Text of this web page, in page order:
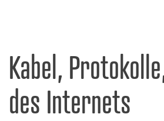
Kabel,
des Internets